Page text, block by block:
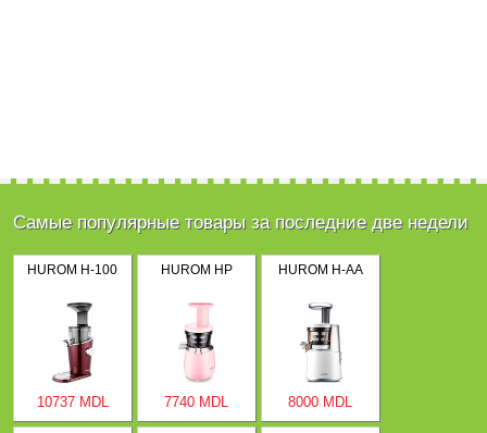
Самые популярные товары за последние две недели
HUROM H-100
10737 MDL
HUROM HP
7740 MDL
HUROM H-AA
8000 MDL